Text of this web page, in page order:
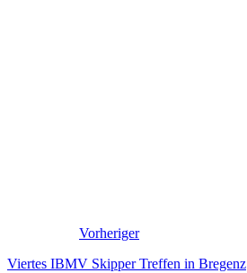
Vorheriger
Viertes IBMV Skipper Treffen in Bregenz